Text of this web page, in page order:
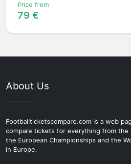
Price from
79 €
About Us
Footballticketscompare.com is a web
compare tickets for everything from the
the European Championships and the
in Europe.